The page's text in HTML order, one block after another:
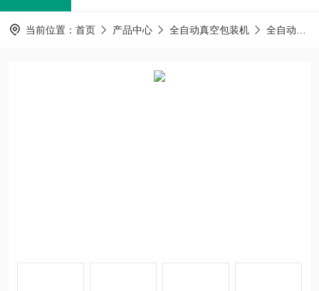
当前位置： 首页 产品中心 全自动真空包装机 全自动拉伸膜真空包装机